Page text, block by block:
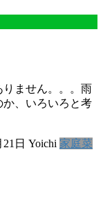
ません。。。雨
、いろいろと考
日 Yoichi 家庭菜